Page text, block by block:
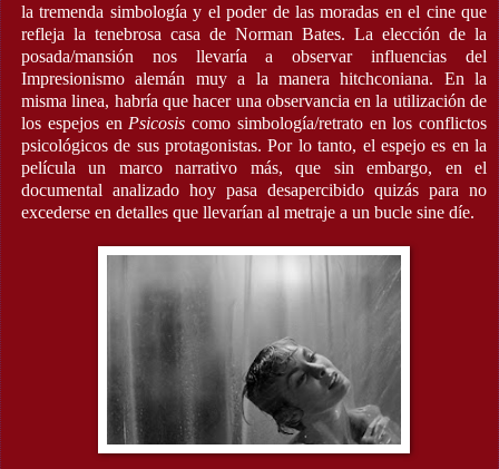
la tremenda simbología y el poder de las moradas en el cine que
refleja la tenebrosa casa de Norman Bates. La elección de la
posada/mansión nos llevaría a observar influencias del
Impresionismo alemán muy a la manera hitchconiana. En la
misma linea, habría que hacer una observancia en la utilización de
los espejos en Psicosis como simbología/retrato en los conflictos
psicológicos de sus protagonistas. Por lo tanto, el espejo es en la
película un marco narrativo más, que sin embargo, en el
documental analizado hoy pasa desapercibido quizás para no
excederse en detalles que llevarían al metraje a un bucle sine díe.